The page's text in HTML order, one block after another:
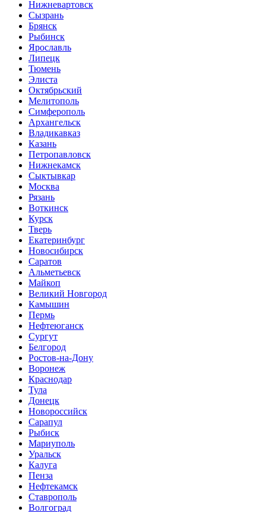
Нижневартовск
Сызрань
Брянск
Рыбинск
Ярославль
Липецк
Тюмень
Элиста
Октябрьский
Мелитополь
Симферополь
Архангельск
Владикавказ
Казань
Петропавловск
Нижнекамск
Сыктывкар
Москва
Рязань
Воткинск
Курск
Тверь
Екатеринбург
Новосибирск
Саратов
Альметьевск
Майкоп
Великий Новгород
Камышин
Пермь
Нефтеюганск
Сургут
Белгород
Ростов-на-Дону
Воронеж
Краснодар
Тула
Донецк
Новороссийск
Сарапул
Рыбиск
Мариуполь
Уральск
Калуга
Пенза
Нефтекамск
Ставрополь
Волгоград